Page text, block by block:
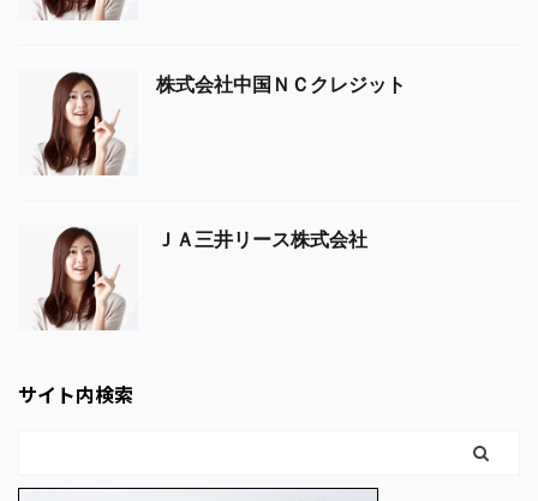
株式会社中国ＮＣクレジット
ＪＡ三井リース株式会社
サイト内検索